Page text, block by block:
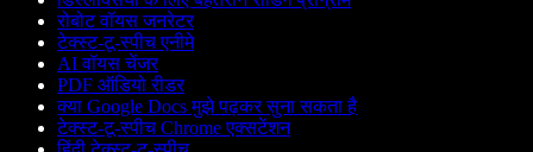
रोबोट वॉयस जनरेटर
टेक्स्ट-टू-स्पीच एनीमे
AI वॉयस चेंजर
PDF ऑडियो रीडर
क्या Google Docs मुझे पढ़कर सुना सकता है
टेक्स्ट-टू-स्पीच Chrome एक्सटेंशन